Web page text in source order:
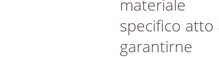
materiale
specifico atto
garantirne